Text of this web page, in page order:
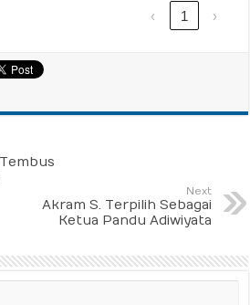
‹ 1 ›
Next
Akram S. Terpilih Sebagai
Ketua Pandu Adiwiyata